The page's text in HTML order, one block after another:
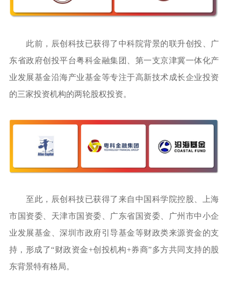
此前，辰创科技已获得了中科院背景的联升创投、广
东省政府创投平台粤科金融集团、第一支京津冀一体化产
业发展基金沿海产业基金等专注于高新技术成长企业投资
的三家投资机构的两轮股权投资。
至此，辰创科技已获得了来自中国科学院控股、上海
市国资委、天津市国资委、广东省国资委、广州市中小企
业发展基金、深圳市政府引导基金等财政类来源资金的支
持，形成了“财政资金+创投机构+券商”多方共同支持的股
东背景特有格局。